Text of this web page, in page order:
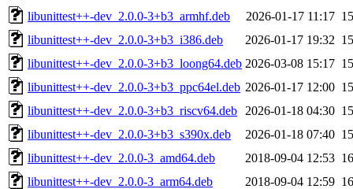
libunittest++-dev_2.0.0-3+b3_armhf.deb
2026-01-17 11:17
libunittest++-dev_2.0.0-3+b3_i386.deb
2026-01-17 19:32
libunittest++-dev_2.0.0-3+b3_loong64.deb 2026-03-08 15:17
libunittest++-dev_2.0.0-3+b3_ppc64el.deb 2026-01-17 12:00
libunittest++-dev_2.0.0-3+b3_riscv64.deb
2026-01-18 04:30
libunittest++-dev_2.0.0-3+b3_s390x.deb
2026-01-18 07:40
libunittest++-dev_2.0.0-3_amd64.deb
2018-09-04 12:53
libunittest++-dev_2.0.0-3_arm64.deb
2018-09-04 12:59